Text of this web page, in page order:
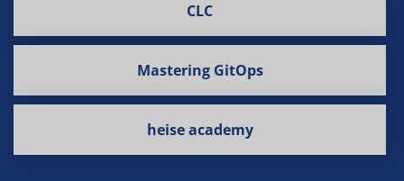
CLC
Mastering GitOps
heise academy